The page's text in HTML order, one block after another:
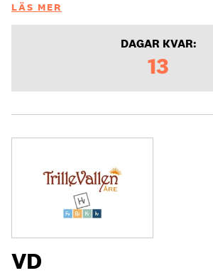
LÄS MER
DAGAR KVAR:
13
VD